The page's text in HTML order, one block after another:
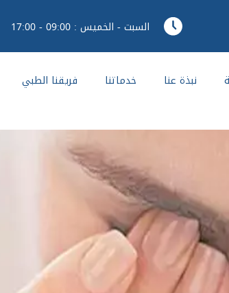
السبت - الخميس : 09:00 - 17:00
نبذة عنا خدماتنا فريقنا الطبي